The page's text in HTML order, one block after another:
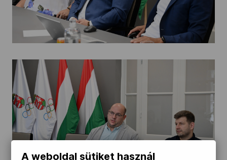
OVEP
Adatbank
A weboldal sütiket használ